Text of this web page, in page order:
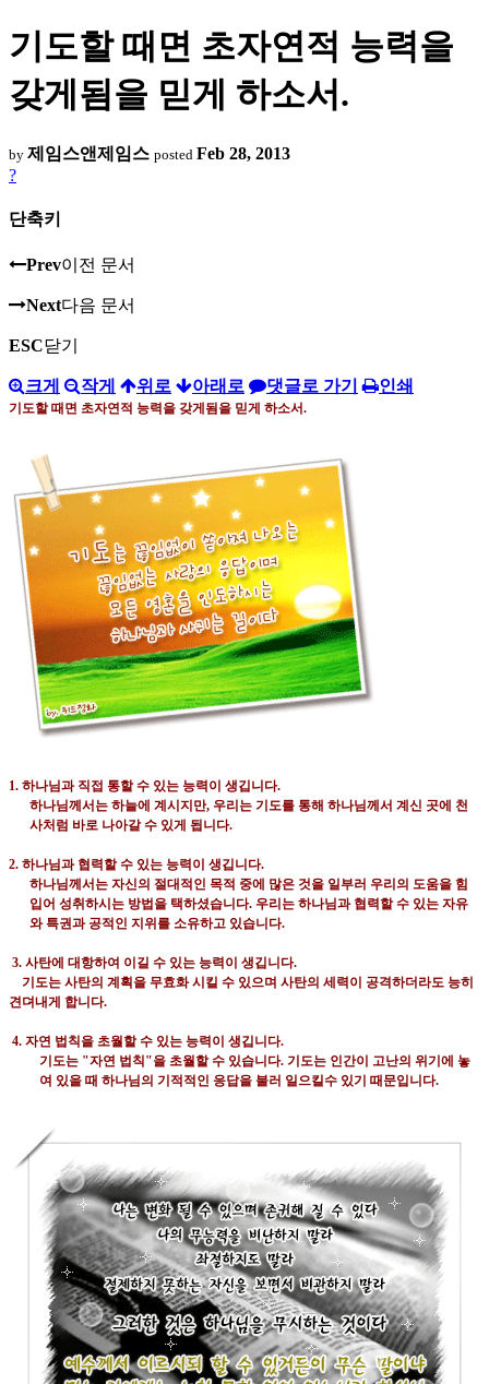
기도할 때면 초자연적 능력을
갖게됨을 믿게 하소서.
by 제임스앤제임스 posted Feb 28, 2013
?
단축키
Prev이전 문서
Next다음 문서
ESC닫기
크게 작게 위로 아래로 댓글로 가기 인쇄
기도할 때면 초자연적 능력을 갖게됨을 믿게 하소서.
1. 하나님과 직접 통할 수 있는 능력이 생깁니다.
하나님께서는 하늘에 계시지만, 우리는 기도를 통해 하나님께서 계신 곳에 천
사처럼 바로 나아갈 수 있게 됩니다.
2. 하나님과 협력할 수 있는 능력이 생깁니다.
하나님께서는 자신의 절대적인 목적 중에 많은 것을 일부러 우리의 도움을 힘
입어 성취하시는 방법을 택하셨습니다. 우리는 하나님과 협력할 수 있는 자유
와 특권과 공적인 지위를 소유하고 있습니다.
3. 사탄에 대항하여 이길 수 있는 능력이 생깁니다.
기도는 사탄의 계획을 무효화 시킬 수 있으며 사탄의 세력이 공격하더라도 능히
견뎌내게 합니다.
4. 자연 법칙을 초월할 수 있는 능력이 생깁니다.
기도는 "자연 법칙 "을 초월할 수 있습니다.기도는 인간이 고난의 위기에 놓
여 있을 때 하나님의 기적적인 응답을 불러 일으킬수 있기 때문입니다.